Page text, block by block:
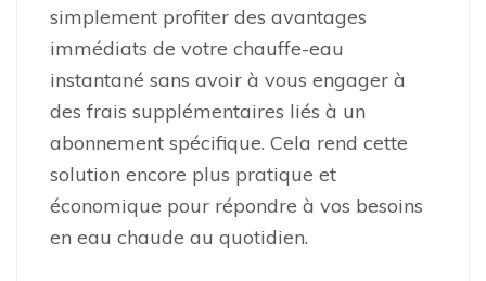
simplement profiter des avantages
immédiats de votre chauffe-eau
instantané sans avoir à vous engager à
des frais supplémentaires liés à un
abonnement spécifique. Cela rend cette
solution encore plus pratique et
économique pour répondre à vos besoins
en eau chaude au quotidien.